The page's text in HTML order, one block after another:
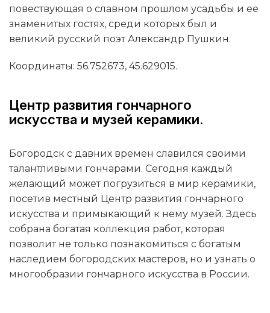
повествующая о славном прошлом усадьбы и ее
знаменитых гостях, среди которых был и
великий русский поэт Александр Пушкин.
Координаты: 56.752673, 45.629015.
Центр развития гончарного
искусства и музей керамики.
Богородск с давних времен славился своими
талантливыми гончарами. Сегодня каждый
желающий может погрузиться в мир керамики,
посетив местный Центр развития гончарного
искусства и примыкающий к нему музей. Здесь
собрана богатая коллекция работ, которая
позволит не только познакомиться с богатым
наследием богородских мастеров, но и узнать о
многообразии гончарного искусства в России.